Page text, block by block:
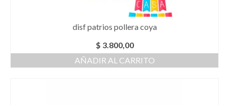
disf patrios pollera coya
$ 3.800,00
AÑADIR AL CARRITO